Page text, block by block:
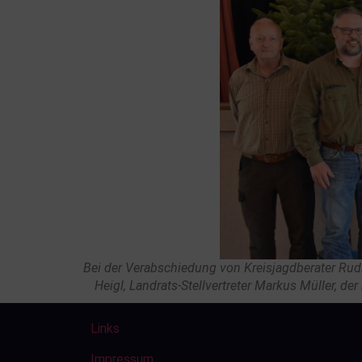
Bei der Verabschiedung von Kreisjagdberater
Heigl, Landrats-Stellvertreter Markus Müller,
Links